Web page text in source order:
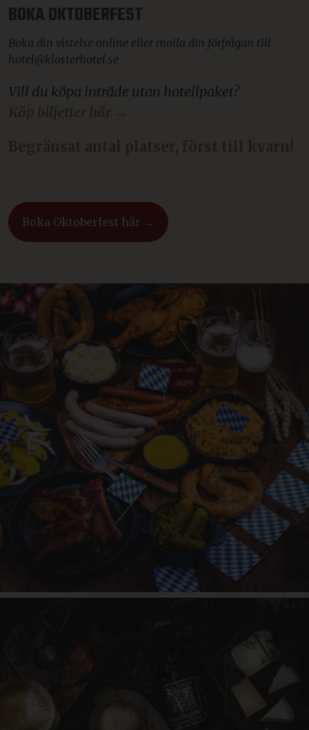
BOKA OKTOBERFEST
Boka din vistelse online eller maila din förfrågan till
hotel@klosterhotel.se
Vill du köpa inträde utan hotellpaket?
Köp biljetter här →
Begränsat antal platser, först till kvarn!
Boka Oktoberfest här →